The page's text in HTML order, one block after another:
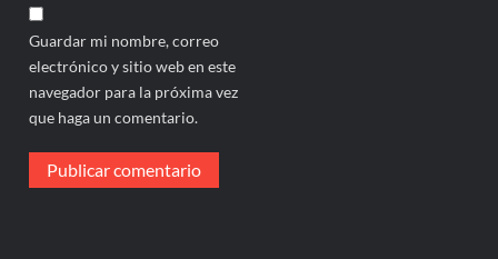
Guardar mi nombre, correo
electrónico y sitio web en este
navegador para la próxima vez
que haga un comentario.